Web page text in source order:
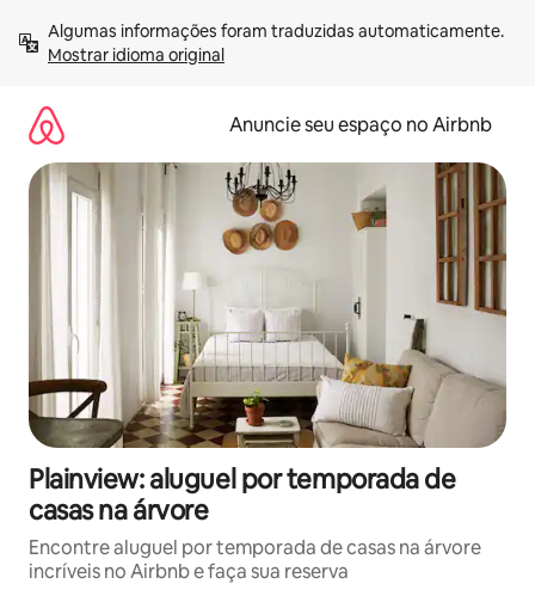
para
Mostrar idioma original
Anuncie seu espaço no Airbnb
Plainview: aluguel por temporada de
casas na árvore
Encontre aluguel por temporada de casas na árvore
incríveis no Airbnb e faça sua reserva